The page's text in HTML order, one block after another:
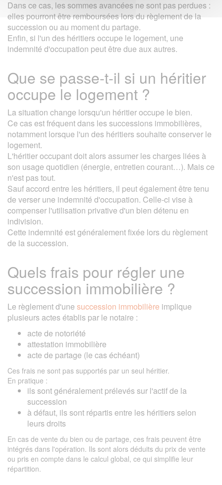
Dans ce cas, les sommes avancées ne sont pas perdues :
elles pourront être remboursées lors du règlement de la
succession ou au moment du partage.
Enfin, si l'un des héritiers occupe le logement, une
indemnité d'occupation peut être due aux autres.
Que se passe-t-il si un héritier
occupe le logement ?
La situation change lorsqu'un héritier occupe le bien.
Ce cas est fréquent dans les successions immobilières,
notamment lorsque l'un des héritiers souhaite conserver le
logement.
L'héritier occupant doit alors assumer les charges liées à
son usage quotidien (énergie, entretien courant…). Mais ce
n'est pas tout.
Sauf accord entre les héritiers, il peut également être tenu
de verser une indemnité d'occupation. Celle-ci vise à
compenser l'utilisation privative d'un bien détenu en
indivision.
Cette indemnité est généralement fixée lors du règlement
de la succession.
Quels frais pour régler une
succession immobilière ?
Le règlement d'une succession immobilière implique
plusieurs actes établis par le notaire :
acte de notoriété
attestation immobilière
acte de partage (le cas échéant)
Ces frais ne sont pas supportés par un seul héritier.
En pratique :
ils sont généralement prélevés sur l'actif de la
succession
à défaut, ils sont répartis entre les héritiers selon
leurs droits
En cas de vente du bien ou de partage, ces frais peuvent être
intégrés dans l'opération. Ils sont alors déduits du prix de vente
ou pris en compte dans le calcul global, ce qui simplifie leur
répartition.